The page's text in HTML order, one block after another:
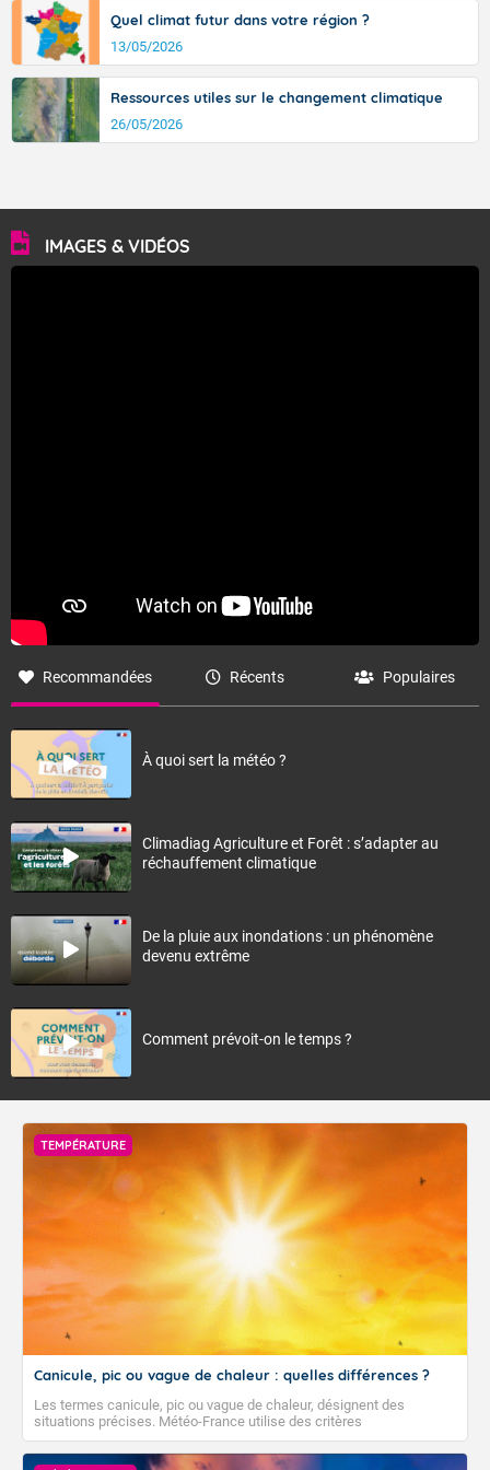
Quel climat futur dans votre région ?
13/05/2026
Ressources utiles sur le changement climatique
26/05/2026
IMAGES & VIDÉOS
Recommandées Récents Populaires
À quoi sert la météo ?
Climadiag Agriculture et Forêt : s’adapter au
réchauffement climatique
De la pluie aux inondations : un phénomène
devenu extrême
Comment prévoit-on le temps ?
TEMPÉRATURE
Canicule, pic ou vague de chaleur : quelles différences ?
Les termes canicule, pic ou vague de chaleur, désignent des
situations précises. Météo-France utilise des critères
climatologiques pour évaluer et qualifier les épisodes de chaleur qui
peuvent avoir des impacts sanitaires et socio-économiques